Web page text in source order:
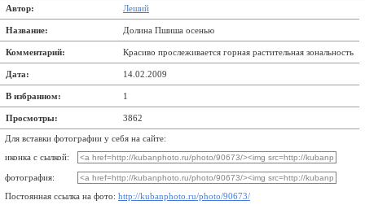
Автор: Леший
Название: Долина Пшиша осенью
Комментарий: Красиво прослеживается горная растительная зональность
Дата: 14.02.2009
В избранном: 1
Просмотры: 3862
Для вставки фотографии у себя на сайте:
иконка с сылкой:
фотография:
Постоянная ссылка на фото: http://kubanphoto.ru/photo/90673/